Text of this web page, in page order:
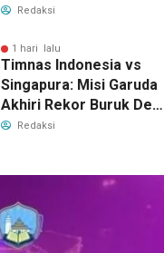
Penyidikan Dana BOP
Redaksi
1 hari lalu
Timnas Indonesia vs
Singapura: Misi Garuda
Akhiri Rekor Buruk Demi
Tiket Semifinal Piala AFF
Redaksi